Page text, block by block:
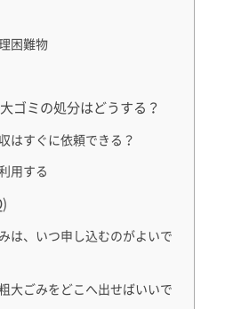
困難物
ゴミの処分はどうする？
はすぐに依頼できる？
用する
は、いつ申し込むのがよいで
大ごみをどこへ出せばいいで